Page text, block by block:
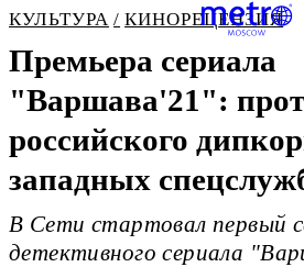
КУЛЬТУРА КИНОРЕЦЕНЗИЯ
Премьера сериала
"Варшава'21":
российского
западных
В Сети стартовал первый
детективного сериала